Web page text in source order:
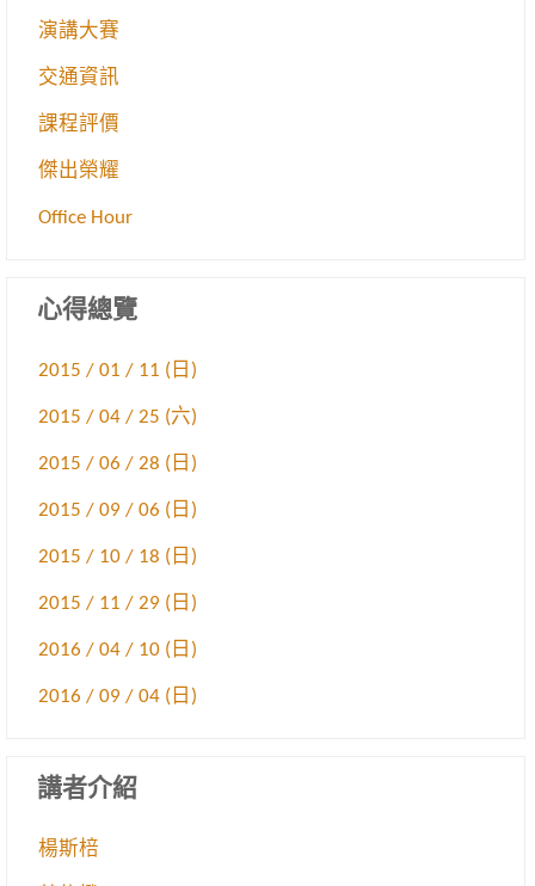
演講大賽
交通資訊
課程評價
傑出榮耀
Office Hour
心得總覽
2015 / 01 / 11 (日)
2015 / 04 / 25 (六)
2015 / 06 / 28 (日)
2015 / 09 / 06 (日)
2015 / 10 / 18 (日)
2015 / 11 / 29 (日)
2016 / 04 / 10 (日)
2016 / 09 / 04 (日)
講者介紹
楊斯棓